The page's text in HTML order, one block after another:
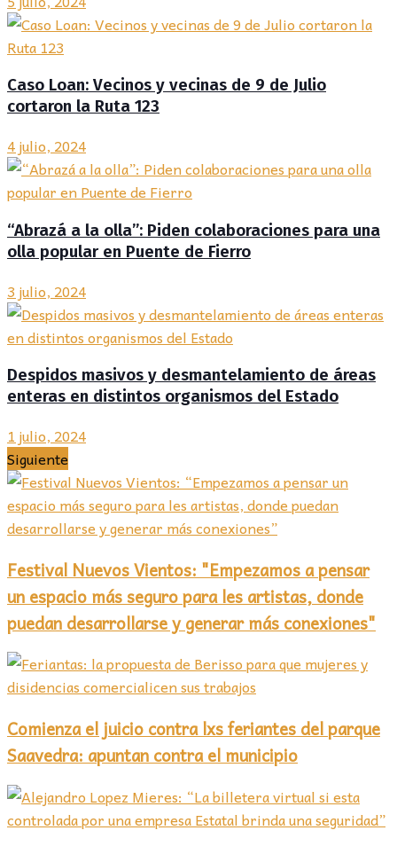
Caso Loan: Vecinos y vecinas de 9 de Julio
cortaron la Ruta 123
4 julio, 2024
“Abrazá a la olla”: Piden colaboraciones para una
olla popular en Puente de Fierro
3 julio, 2024
Despidos masivos y desmantelamiento de áreas
enteras en distintos organismos del Estado
1 julio, 2024
Siguiente
Festival Nuevos Vientos: "Empezamos a pensar
un espacio más seguro para les artistas, donde
puedan desarrollarse y generar más conexiones"
Comienza el juicio contra lxs feriantes del parque
Saavedra: apuntan contra el municipio